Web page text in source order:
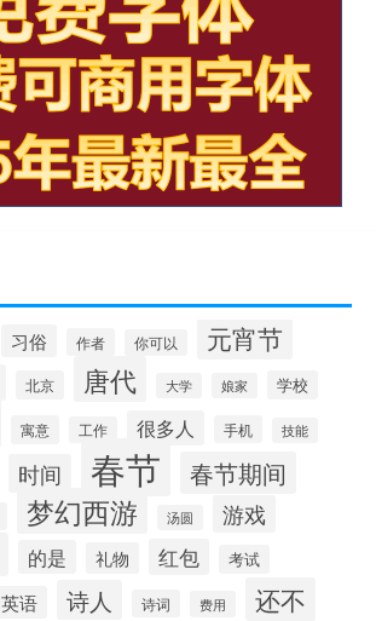
习俗 作者 你可以 元宵节
北京 唐代 大学 娘家 学校
寓意 工作 很多人 手机 技能
时间 春节 春节期间
梦幻西游 汤圆 游戏
的是 礼物 红包 考试
英语 诗人 诗词 费用 还不